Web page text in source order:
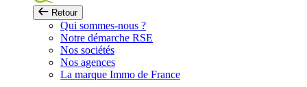
Retour
Qui sommes-nous ?
Notre démarche RSE
Nos sociétés
Nos agences
La marque Immo de France